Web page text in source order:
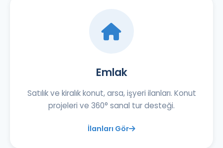
Emlak
Satılık ve kiralık konut, arsa, işyeri ilanları. Konut
projeleri ve 360° sanal tur desteği.
İlanları Gör